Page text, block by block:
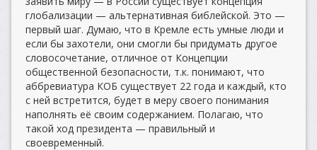
глобализации — альтернативная библейской. Это —
первый шаг. Думаю, что в Кремле есть умные люди и
если бы захотели, они смогли бы придумать другое
словосочетание, отличное от Концепции
общественной безопасности, т.к. понимают, что
аббревиатура КОБ существует 22 года и каждый, кто
с ней встретится, будет в меру своего понимания
наполнять её своим содержанием. Полагаю, что
такой ход президента — правильный и
своевременный.